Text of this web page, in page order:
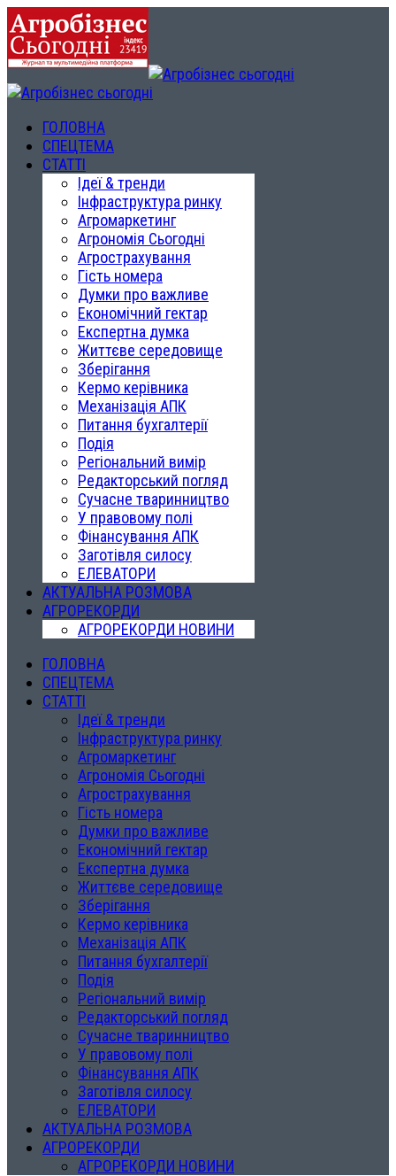
ГОЛОВНА
СПЕЦТЕМА
СТАТТІ
Ідеї & тренди
Інфраструктура ринку
Агромаркетинг
Агрономія Сьогодні
Агрострахування
Гість номера
Думки про важливе
Економічний гектар
Експертна думка
Життєве середовище
Зберігання
Кермо керівника
Механізація АПК
Питання бухгалтерії
Подія
Регіональний вимір
Редакторський погляд
Сучасне тваринництво
У правовому полі
Фінансування АПК
Заготівля силосу
ЕЛЕВАТОРИ
АКТУАЛЬНА РОЗМОВА
АГРОРЕКОРДИ
АГРОРЕКОРДИ НОВИНИ
ГОЛОВНА
СПЕЦТЕМА
СТАТТІ
Ідеї & тренди
Інфраструктура ринку
Агромаркетинг
Агрономія Сьогодні
Агрострахування
Гість номера
Думки про важливе
Економічний гектар
Експертна думка
Життєве середовище
Зберігання
Кермо керівника
Механізація АПК
Питання бухгалтерії
Подія
Регіональний вимір
Редакторський погляд
Сучасне тваринництво
У правовому полі
Фінансування АПК
Заготівля силосу
ЕЛЕВАТОРИ
АКТУАЛЬНА РОЗМОВА
АГРОРЕКОРДИ
АГРОРЕКОРДИ НОВИНИ